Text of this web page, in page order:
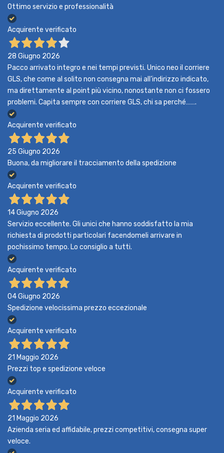
Ottimo servizio e professionalità
Acquirente verificato
28 Giugno 2026
Pacco arrivato integro e nei tempi previsti. Unico neo il corriere
GLS, che come al solito non consegna mai all’indirizzo indicato,
ma direttamente al point più vicino, nonostante non ci fossero
problemi. Capita sempre con corriere GLS, chi sa perché…….
Acquirente verificato
25 Giugno 2026
Buona, da migliorare il tracciamento della spedizione
Acquirente verificato
14 Giugno 2026
Servizio eccellente. Gli unici che hanno soddisfatto la mia
richiesta di prodotti particolari facendomeli arrivare in
pochissimo tempo. Lo consiglio a tutti.
Acquirente verificato
04 Giugno 2026
Spedizione velocissima prezzo eccezionale
Acquirente verificato
21 Maggio 2026
Prezzi top e spedizione veloce
Acquirente verificato
21 Maggio 2026
Azienda seria ed affidabile, prezzi competitivi, consegna super
veloce.